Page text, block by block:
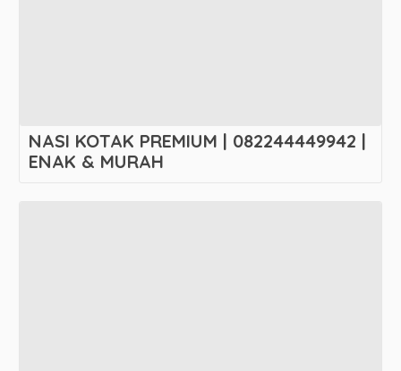
NASI KOTAK PREMIUM | 082244449942 |
ENAK & MURAH